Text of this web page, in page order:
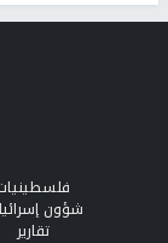
شؤون
تقارير